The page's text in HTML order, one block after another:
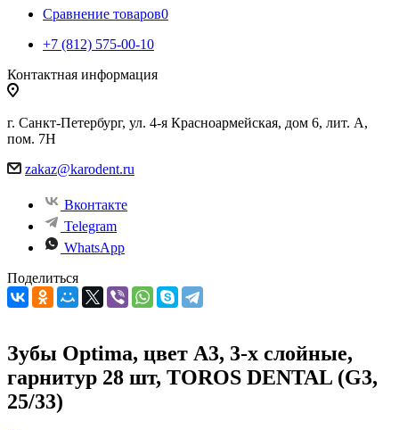
Сравнение товаров0
+7 (812) 575-00-10
Контактная информация
г. Санкт-Петербург, ул. 4-я Красноармейская, дом 6, лит. А,
пом. 7Н
zakaz@karodent.ru
Вконтакте
Telegram
WhatsApp
Поделиться
Зубы Optima, цвет A3, 3-х слойные,
гарнитур 28 шт, TOROS DENTAL (G3,
25/33)